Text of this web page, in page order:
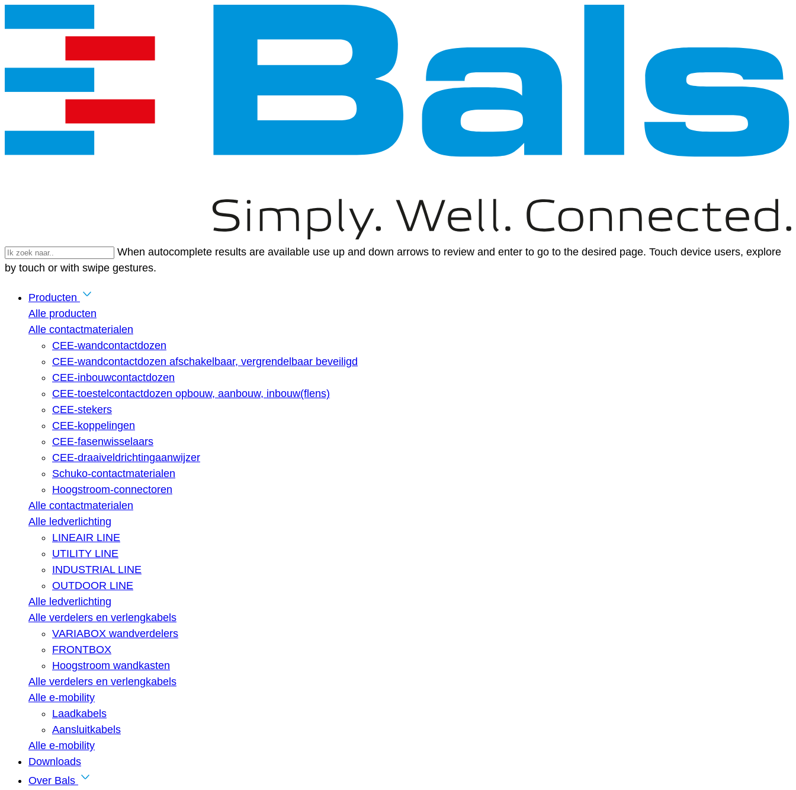
When autocomplete results are available use up and down arrows to review and enter to go to the desired page. Touch device users, explore
by touch or with swipe gestures.
Producten
Alle producten
Alle contactmaterialen
CEE-wandcontactdozen
CEE-wandcontactdozen afschakelbaar, vergrendelbaar beveiligd
CEE-inbouwcontactdozen
CEE-toestelcontactdozen opbouw, aanbouw, inbouw(flens)
CEE-stekers
CEE-koppelingen
CEE-fasenwisselaars
CEE-draaiveldrichtingaanwijzer
Schuko-contactmaterialen
Hoogstroom-connectoren
Alle contactmaterialen
Alle ledverlichting
LINEAIR LINE
UTILITY LINE
INDUSTRIAL LINE
OUTDOOR LINE
Alle ledverlichting
Alle verdelers en verlengkabels
VARIABOX wandverdelers
FRONTBOX
Hoogstroom wandkasten
Alle verdelers en verlengkabels
Alle e-mobility
Laadkabels
Aansluitkabels
Alle e-mobility
Downloads
Over Bals